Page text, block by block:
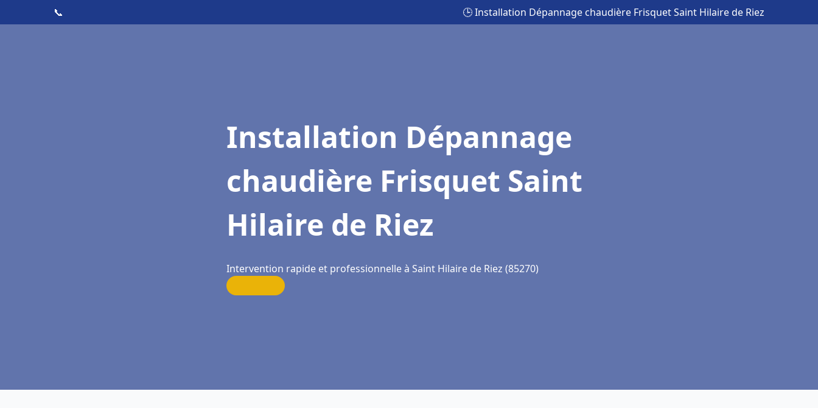
📞 🕒 Installation Dépannage chaudière Frisquet Saint Hilaire de Riez
Installation Dépannage
chaudière Frisquet Saint
Hilaire de Riez
Intervention rapide et professionnelle à Saint Hilaire de Riez (85270)